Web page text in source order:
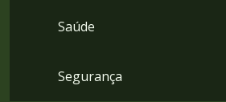
Saúde
Segurança